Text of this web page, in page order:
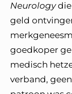
Neurologydie
geld
goedkoper
medisch
verband,